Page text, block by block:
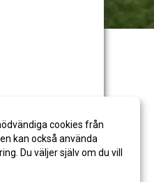
cookies från
kan också använda
Du väljer själv om du vill